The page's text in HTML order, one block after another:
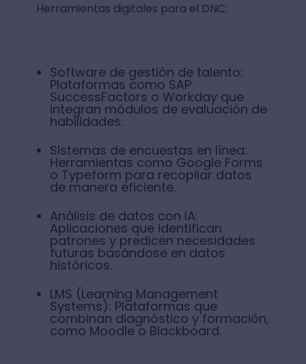
Herramientas digitales para el DNC:
Software de gestión de talento:
Plataformas como SAP
SuccessFactors o Workday que
integran módulos de evaluación de
habilidades.
Sistemas de encuestas en línea:
Herramientas como Google Forms
o Typeform para recopilar datos
de manera eficiente.
Análisis de datos con IA:
Aplicaciones que identifican
patrones y predicen necesidades
futuras basándose en datos
históricos.
LMS (Learning Management
Systems): Plataformas que
combinan diagnóstico y formación,
como Moodle o Blackboard.